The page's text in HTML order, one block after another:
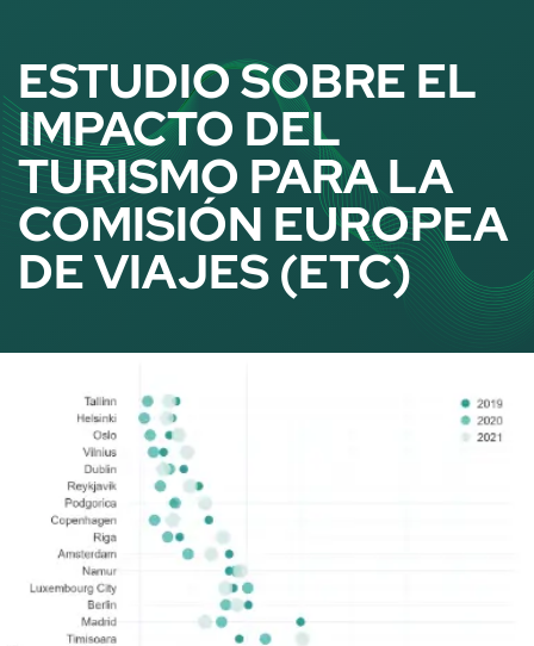
ESTUDIO SOBRE EL
IMPACTO DEL
TURISMO PARA LA
COMISIÓN EUROPEA
DE VIAJES (ETC)